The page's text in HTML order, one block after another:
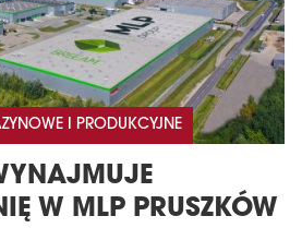
I PRODUKCYJNE
W MLP PRUSZKÓW